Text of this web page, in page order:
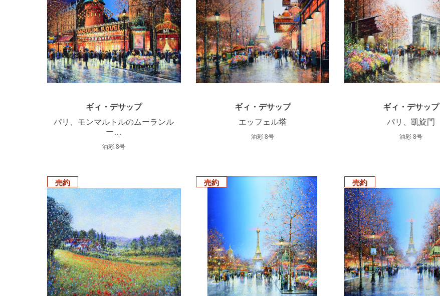
ギィ・デサップ
パリ、モンマルトルのムーランル
ー…
油彩 8号
ギィ・デサップ
エッフェル塔
油彩 8号
ギィ・デサップ
パリ、凱旋門
油彩 8号
売約 売約 売約